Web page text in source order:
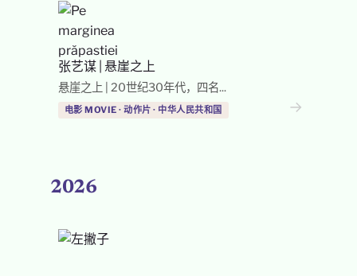
张艺谋 悬崖之上
悬崖之上 | 20世纪30年代，四名...
电影 MOVIE · 动作片 · 中华人民共和国 →
2026